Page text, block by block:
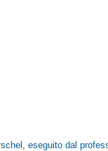
eseguito dal